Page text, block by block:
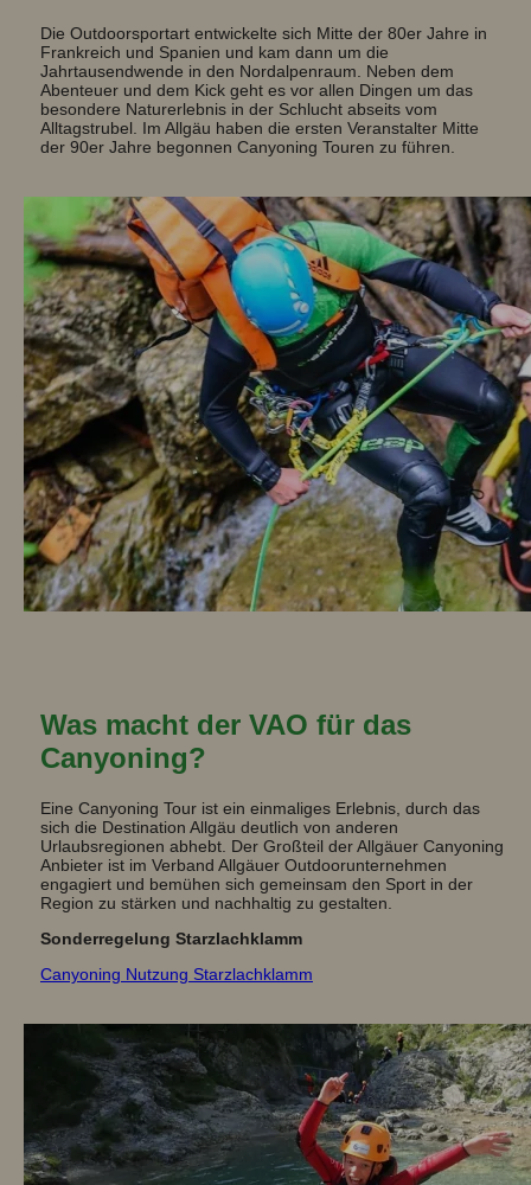
Die Outdoorsportart entwickelte sich Mitte der 80er Jahre in
Frankreich und Spanien und kam dann um die
Jahrtausendwende in den Nordalpenraum. Neben dem
Abenteuer und dem Kick geht es vor allen Dingen um das
besondere Naturerlebnis in der Schlucht abseits vom
Alltagstrubel. Im Allgäu haben die ersten Veranstalter Mitte
der 90er Jahre begonnen Canyoning Touren zu führen.
Was macht der VAO für das
Canyoning?
Eine Canyoning Tour ist ein einmaliges Erlebnis, durch das
sich die Destination Allgäu deutlich von anderen
Urlaubsregionen abhebt. Der Großteil der Allgäuer Canyoning
Anbieter ist im Verband Allgäuer Outdoorunternehmen
engagiert und bemühen sich gemeinsam den Sport in der
Region zu stärken und nachhaltig zu gestalten.
Sonderregelung Starzlachklamm
Canyoning Nutzung Starzlachklamm